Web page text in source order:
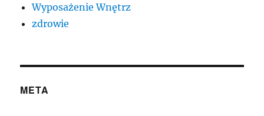
Wyposażenie Wnętrz
zdrowie
META